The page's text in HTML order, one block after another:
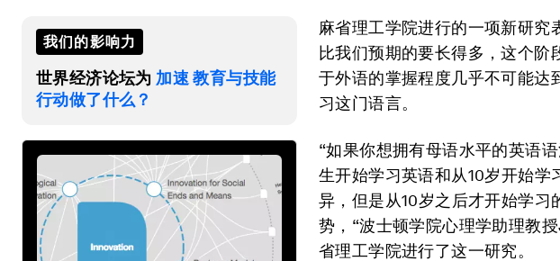
我们的影响力
世界经济论坛为 加速 教育与技能
行动做了什么？
麻省理工学院进行的一项新研究
比我们预期的要长得多，这个阶
于外语的掌握程度几乎不可能达
习这门语言。
“如果你想拥有母语水平的英语
生开始学习英语和从10岁开始学
异，但是从10岁之后才开始学
势，“波士顿学院心理学助理教
省理工学院进行了这一研究。